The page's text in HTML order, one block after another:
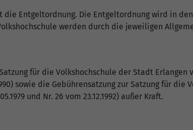
Entgeltordnung. Die Entgeltordnung wird in
werden durch die jeweiligen
für die Volkshochschule der Stadt Erlangen
sowie die Gebührensatzung zur Satzung für
und Nr. 26 vom 23.12.1992) außer Kraft.